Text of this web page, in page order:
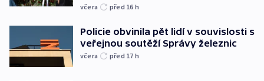
včera před 16 h
Policie obvinila pět lidí v souvislosti s
veřejnou soutěží Správy železnic
včera před 17 h